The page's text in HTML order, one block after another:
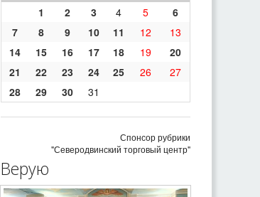
1
2 3 4 5
6
7
8 9 10 11 12
13
14
15 16 17 18 19
20
21
22 23 24 25 26
27
28
29 30 31
Спонсор рубрики
"Северодвинский торговый центр"
Верую